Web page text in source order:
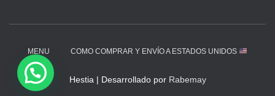
MENU COMO COMPRAR Y ENVÍO A ESTADOS UNIDOS
Hestia | Desarrollado por Rabemay